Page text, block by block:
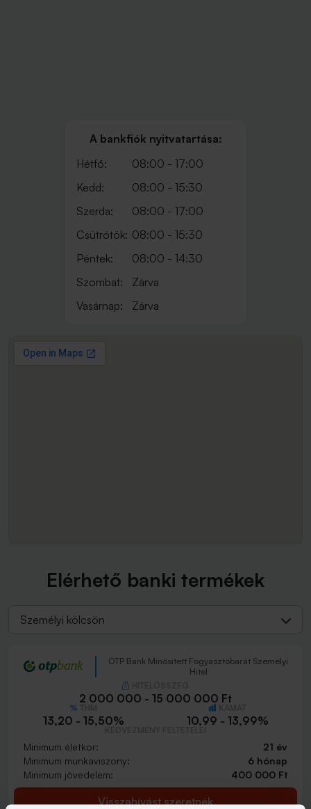
A bankfiók nyitvatartása:
Hétfő:
08:00 - 17:00
Kedd:
08:00 - 15:30
Szerda:
08:00 - 17:00
Csütrötök: 08:00 - 15:30
Péntek:
08:00 - 14:30
Szombat:
Zárva
Vasárnap:
Zárva
Elérhető banki termékek
Személyi kölcsön
OTP Bank Minősített Fogyasztóbarát Személyi
Hitel
2 000 000 - 15 000 000 Ft
13,20 - 15,50% 10,99 - 13,99%
Minimum életkor:
21 év
Minimum munkaviszony:
6 hónap
Minimum jövedelem:
400 000 Ft
Visszahívást szeretnék